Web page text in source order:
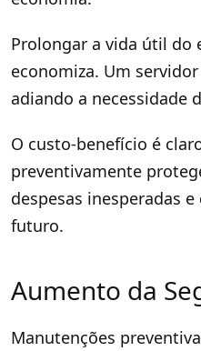
Prolongar a vida útil do
economiza. Um
adiando a necessidade
O custo-benefício é
preventivamente
despesas inesperadas
futuro.
Aumento da
Manutenções